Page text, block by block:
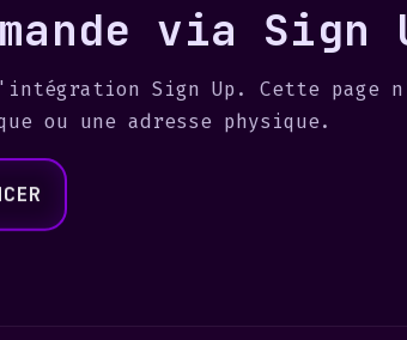
via Sign
Sign Up. Cette page
ou une adresse physique.